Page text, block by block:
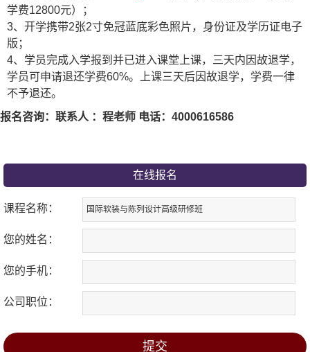
学费12800元）；
3、开学携带2张2寸免冠蓝底彩色照片，身份证及学历证电子
版；
4、学员完成入学报到并已进入课堂上课，三天内因故退学，
学员可申请退还学费60%。上课三天后因故退学，学费一律
不予退还。
报名咨询：联系人 ：程老师 电话：4000616586
在线报名
课程名称：
您的姓名：
您的手机：
公司职位：